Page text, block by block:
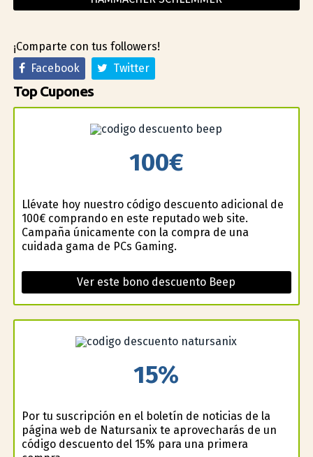
¡Comparte con tus followers!
Facebook
Twitter
Top Cupones
100€
Llévate hoy nuestro código descuento adicional de
100€ comprando en este reputado web site.
Campaña únicamente con la compra de una
cuidada gama de PCs Gaming.
Ver este bono descuento Beep
15%
Por tu suscripción en el boletín de noticias de la
página web de Natursanix te aprovecharás de un
código descuento del 15% para una primera